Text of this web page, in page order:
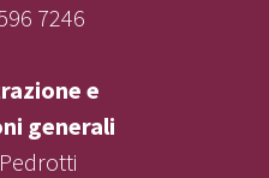
7246
e
generali